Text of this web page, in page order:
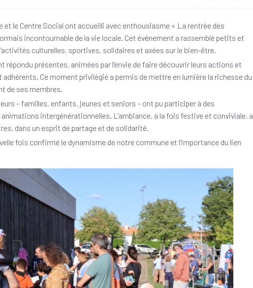
et le Centre Social ont accueilli avec enthousiasme « La rentrée des
incontournable de la vie locale. Cet événement a rassemblé petits et
culturelles, sportives, solidaires et axées sur le bien-être.
présentes, animées par l’envie de faire découvrir leurs actions et
adhérents. Ce moment privilégié a permis de mettre en lumière la richesse du
de ses membres.
– familles, enfants, jeunes et seniors – ont pu participer à des
intergénérationnelles. L’ambiance, à la fois festive et conviviale, a
dans un esprit de partage et de solidarité.
fois confirmé le dynamisme de notre commune et l’importance du lien